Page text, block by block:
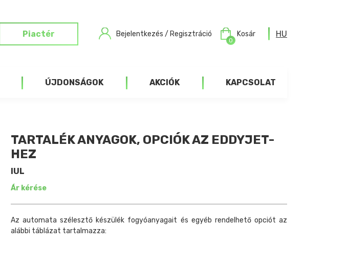
Piactér Bejelentkezés / Regisztráció
0
Kosár HU
ÚJDONSÁGOK AKCIÓK KAPCSOLAT
TARTALÉK ANYAGOK, OPCIÓK AZ EDDYJET-
HEZ
IUL
Ár kérése
Az automata szélesztő készülék fogyóanyagait és egyéb rendelhető opciót az
alábbi táblázat tartalmazza: